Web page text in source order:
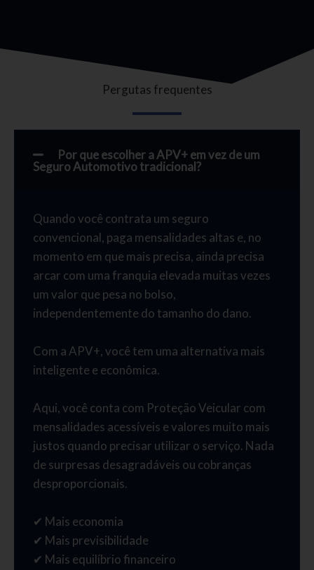
Pergutas frequentes
Por que escolher a APV+ em vez de um
Seguro Automotivo tradicional?
Quando você contrata um seguro
convencional, paga mensalidades altas e, no
momento em que mais precisa, ainda precisa
arcar com uma franquia elevada muitas vezes
um valor que pesa no bolso,
independentemente do tamanho do dano.
Com a APV+, você tem uma alternativa mais
inteligente e econômica.
Aqui, você conta com Proteção Veicular com
mensalidades acessíveis e valores muito mais
justos quando precisar utilizar o serviço. Nada
de surpresas desagradáveis ou cobranças
desproporcionais.
✔ Mais economia
✔ Mais previsibilidade
✔ Mais equilíbrio financeiro